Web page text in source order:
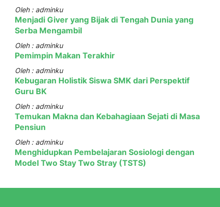
Oleh : adminku
Menjadi Giver yang Bijak di Tengah Dunia yang
Serba Mengambil
Oleh : adminku
Pemimpin Makan Terakhir
Oleh : adminku
Kebugaran Holistik Siswa SMK dari Perspektif
Guru BK
Oleh : adminku
Temukan Makna dan Kebahagiaan Sejati di Masa
Pensiun
Oleh : adminku
Menghidupkan Pembelajaran Sosiologi dengan
Model Two Stay Two Stray (TSTS)